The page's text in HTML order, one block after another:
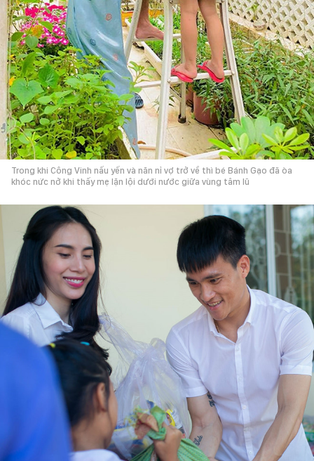
Trong khi Công Vinh nấu yến và năn nỉ vợ trở về thì bé Bánh Gạo đã òa
khóc nức nở khi thấy mẹ lặn lội dưới nước giữa vùng tâm lũ